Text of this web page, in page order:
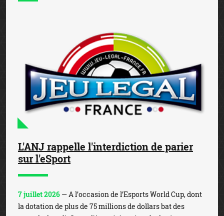
L'ANJ rappelle l'interdiction de parier
sur l'eSport
7 juillet 2026 — A l’occasion de l’Esports World Cup, dont
la dotation de plus de 75 millions de dollars bat des